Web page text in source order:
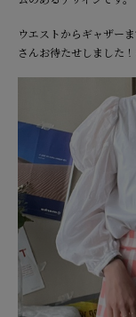
ウエストからギャザー
さんお待たせしました